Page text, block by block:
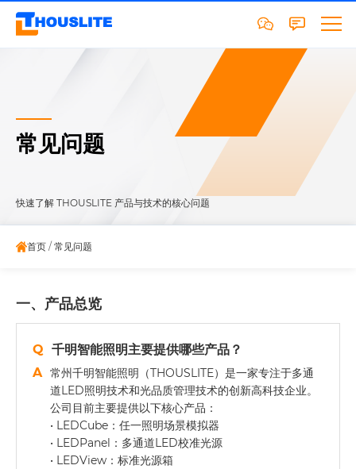
常见问题
快速了解 THOUSLITE 产品与技术的核心问题
首页 / 常见问题
一、产品总览
千明智能照明主要提供哪些产品？
常州千明智能照明（THOUSLITE）是一家专注于多通
道LED照明技术和光品质管理技术的创新高科技企业。
公司目前主要提供以下核心产品：
• LEDCube：任一照明场景模拟器
• LEDPanel：多通道LED校准光源
• LEDView：标准光源箱